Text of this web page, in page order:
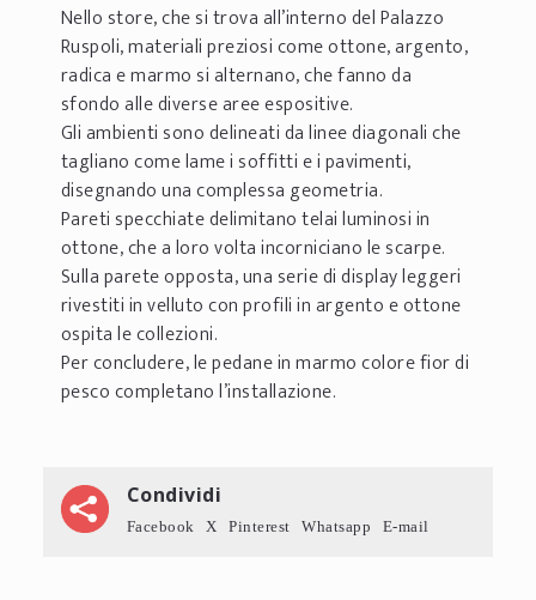
Nello store, che si trova all’interno del Palazzo
Ruspoli, materiali preziosi come ottone, argento,
radica e marmo si alternano, che fanno da
sfondo alle diverse aree espositive.
Gli ambienti sono delineati da linee diagonali che
tagliano come lame i soffitti e i pavimenti,
disegnando una complessa geometria.
Pareti specchiate delimitano telai luminosi in
ottone, che a loro volta incorniciano le scarpe.
Sulla parete opposta, una serie di display leggeri
rivestiti in velluto con profili in argento e ottone
ospita le collezioni.
Per concludere, le pedane in marmo colore fior di
pesco completano l’installazione.
Condividi
Facebook X Pinterest Whatsapp E-mail